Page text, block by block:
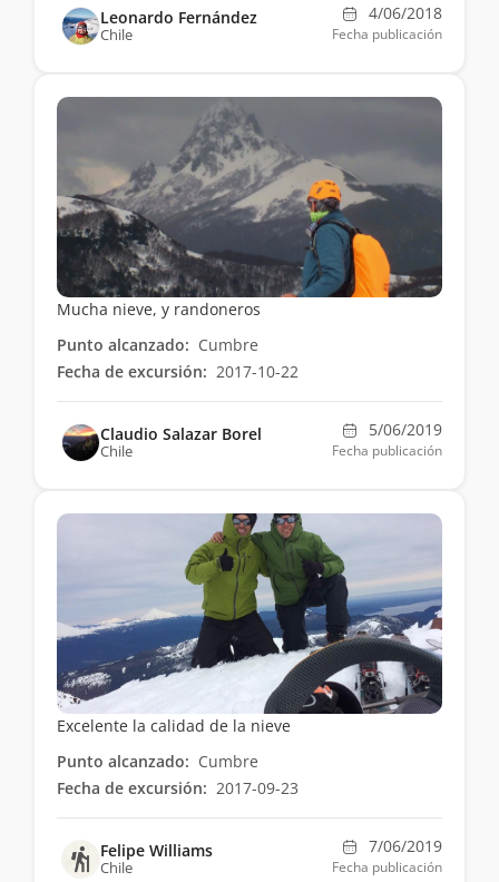
Leonardo Fernández
Chile
4/06/2018
Fecha publicación
Mucha nieve, y randoneros
Punto alcanzado: Cumbre
Fecha de excursión: 2017-10-22
Claudio Salazar Borel
Chile
5/06/2019
Fecha publicación
Excelente la calidad de la nieve
Punto alcanzado: Cumbre
Fecha de excursión: 2017-09-23
Felipe Williams
Chile
7/06/2019
Fecha publicación